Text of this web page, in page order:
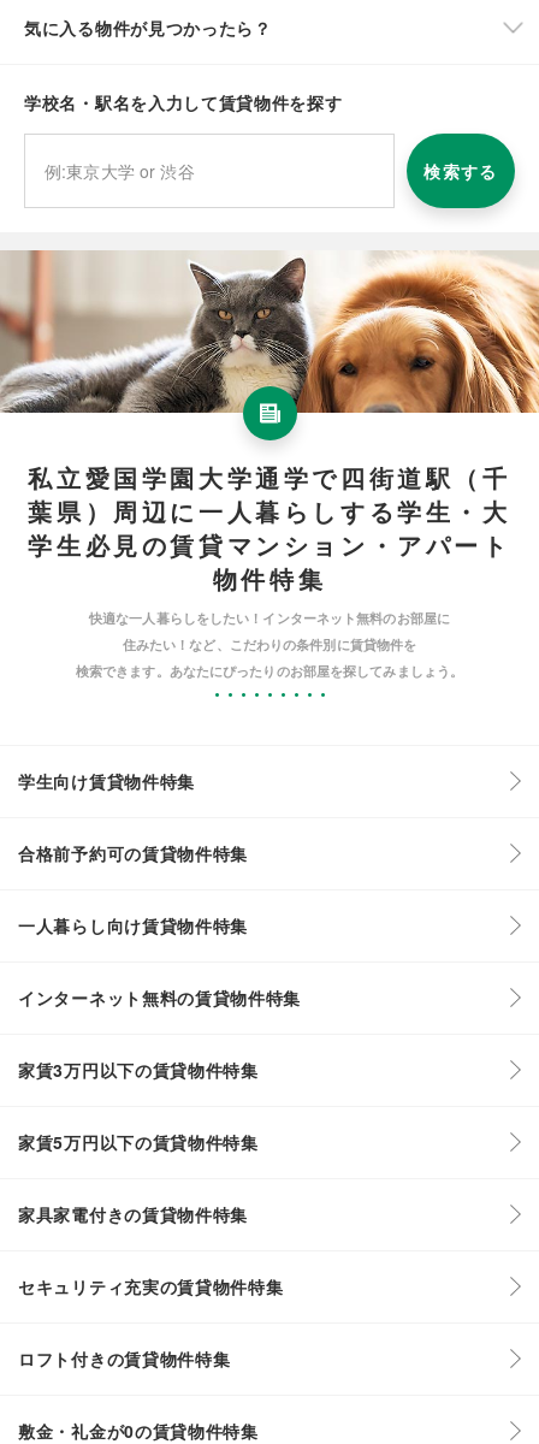
気に入る物件が見つかったら？
学校名・駅名を入力して賃貸物件を探す
検索する
私立愛国学園大学通学で四街道駅（千
葉県）周辺に一人暮らしする学生・大
学生必見の賃貸マンション・アパート
物件特集
快適な一人暮らしをしたい！インターネット無料のお部屋に
住みたい！など、こだわりの条件別に賃貸物件を
検索できます。あなたにぴったりのお部屋を探してみましょう。
学生向け賃貸物件特集
合格前予約可の賃貸物件特集
一人暮らし向け賃貸物件特集
インターネット無料の賃貸物件特集
家賃3万円以下の賃貸物件特集
家賃5万円以下の賃貸物件特集
家具家電付きの賃貸物件特集
セキュリティ充実の賃貸物件特集
ロフト付きの賃貸物件特集
敷金・礼金が0の賃貸物件特集